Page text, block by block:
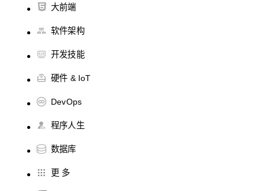
大前端
软件架构
开发技能
硬件 & IoT
DevOps
程序人生
数据库
更 多